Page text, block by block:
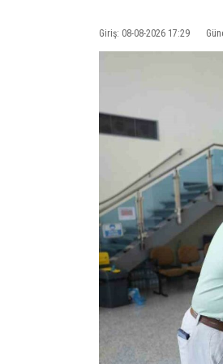
Giriş: 08-08-2026 17:29